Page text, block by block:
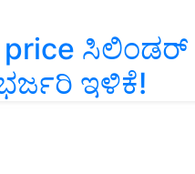
price ಸಿಲಿಂಡರ್‌
ಇಳಿಕೆ!